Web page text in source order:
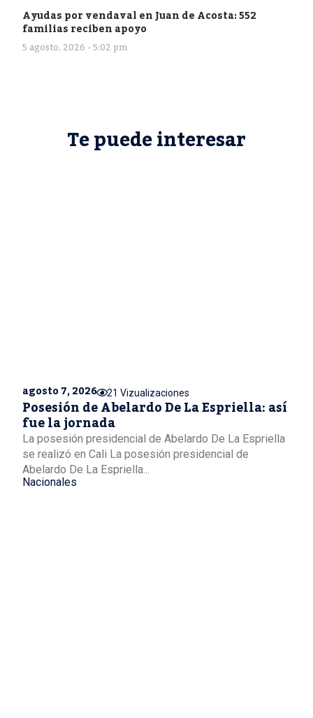
Ayudas por vendaval en Juan de Acosta: 552
familias reciben apoyo
5 agosto, 2026 - 5:02 pm
Te puede interesar
agosto 7, 2026 21 Vizualizaciones
Posesión de Abelardo De La Espriella: así
fue la jornada
La posesión presidencial de Abelardo De La Espriella
se realizó en Cali La posesión presidencial de
Abelardo De La Espriella...
Nacionales